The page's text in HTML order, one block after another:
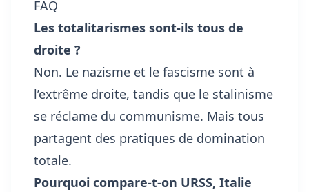
FAQ
Les totalitarismes sont-ils tous de
droite ?
Non. Le nazisme et le fascisme sont à
l’extrême droite, tandis que le stalinisme
se réclame du communisme. Mais tous
partagent des pratiques de domination
totale.
Pourquoi compare-t-on URSS, Italie